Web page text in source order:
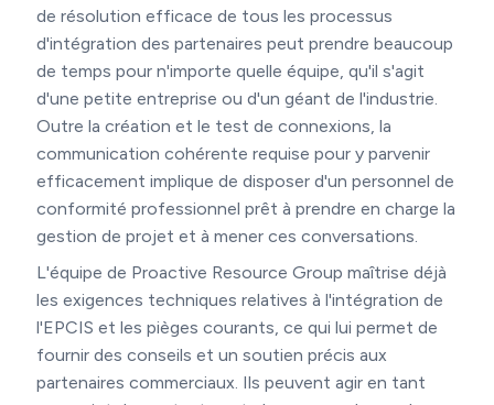
de résolution efficace de tous les processus
d'intégration des partenaires peut prendre beaucoup
de temps pour n'importe quelle équipe, qu'il s'agit
d'une petite entreprise ou d'un géant de l'industrie.
Outre la création et le test de connexions, la
communication cohérente requise pour y parvenir
efficacement implique de disposer d'un personnel de
conformité professionnel prêt à prendre en charge la
gestion de projet et à mener ces conversations.
L'équipe de Proactive Resource Group maîtrise déjà
les exigences techniques relatives à l'intégration de
l'EPCIS et les pièges courants, ce qui lui permet de
fournir des conseils et un soutien précis aux
partenaires commerciaux. Ils peuvent agir en tant